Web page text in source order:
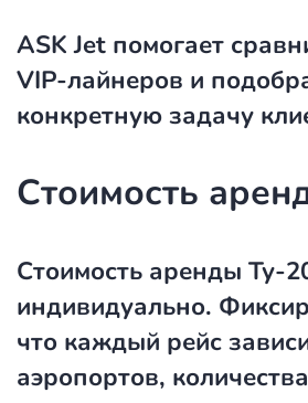
ASK Jet помогает
VIP-лайнеров и
конкретную задачу
Стоимость
Стоимость аренды Ту-
индивидуально.
что каждый рейс
аэропортов,